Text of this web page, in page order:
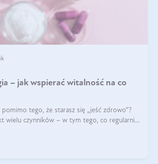
– jak wspierać witalność na co
pomimo tego, że starasz się „jeść zdrowo”?
wielu czynników – w tym tego, co regularnie